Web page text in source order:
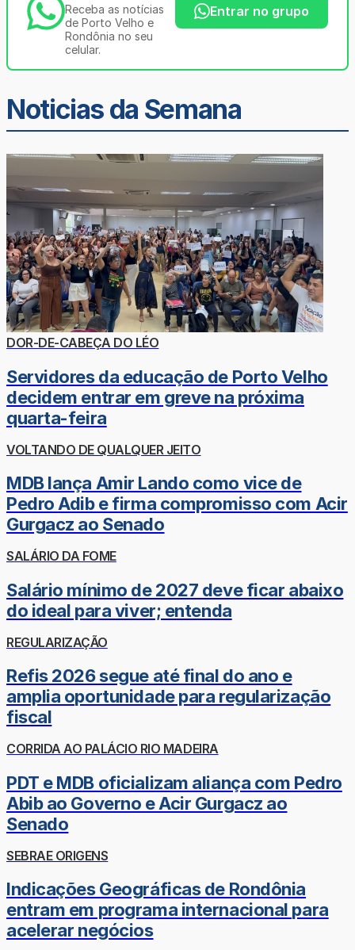
Receba as notícias
de Porto Velho e
Rondônia no seu
celular.
Entrar no grupo
Noticias da Semana
DOR-DE-CABEÇA DO LÉO
Servidores da educação de Porto Velho
decidem entrar em greve na próxima
quarta-feira
VOLTANDO DE QUALQUER JEITO
MDB lança Amir Lando como vice de
Pedro Adib e firma compromisso com Acir
Gurgacz ao Senado
SALÁRIO DA FOME
Salário mínimo de 2027 deve ficar abaixo
do ideal para viver; entenda
REGULARIZAÇÃO
Refis 2026 segue até final do ano e
amplia oportunidade para regularização
fiscal
CORRIDA AO PALÁCIO RIO MADEIRA
PDT e MDB oficializam aliança com Pedro
Abib ao Governo e Acir Gurgacz ao
Senado
SEBRAE ORIGENS
Indicações Geográficas de Rondônia
entram em programa internacional para
acelerar negócios